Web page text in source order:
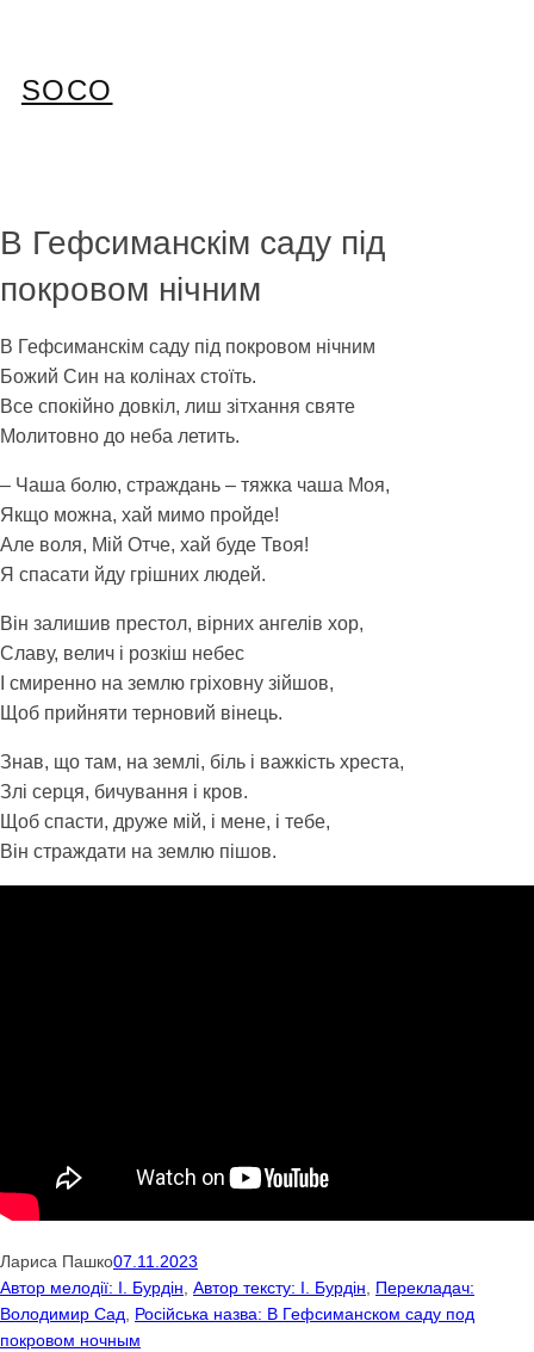
SOCO
В Гефсиманскім саду під
покровом нічним
В Гефсиманскім саду під покровом нічним
Божий Син на колінах стоїть.
Все спокійно довкіл, лиш зітхання святе
Молитовно до неба летить.
– Чаша болю, страждань – тяжка чаша Моя,
Якщо можна, хай мимо пройде!
Але воля, Мій Отче, хай буде Твоя!
Я спасати йду грішних людей.
Він залишив престол, вірних ангелів хор,
Славу, велич і розкіш небес
І смиренно на землю гріховну зійшов,
Щоб прийняти терновий вінець.
Знав, що там, на землі, біль і важкість хреста,
Злі серця, бичування і кров.
Щоб спасти, друже мій, і мене, і тебе,
Він страждати на землю пішов.
Лариса Пашко07.11.2023
Автор мелодії: І. Бурдін Автор тексту: І. Бурдін
Перекладач:
Володимир Сад
Російська назва: В Гефсиманском саду под
покровом ночным